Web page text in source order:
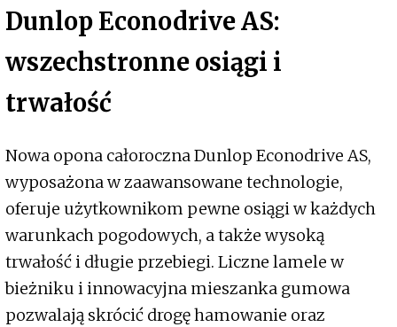
Dunlop Econodrive AS:
wszechstronne osiągi i
trwałość
Nowa opona całoroczna Dunlop Econodrive AS,
wyposażona w zaawansowane technologie,
oferuje użytkownikom pewne osiągi w każdych
warunkach pogodowych, a także wysoką
trwałość i długie przebiegi. Liczne lamele w
bieżniku i innowacyjna mieszanka gumowa
pozwalają skrócić drogę hamowanie oraz